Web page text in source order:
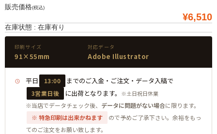
販売価格(税込)
¥6,510
在庫状態 : 在庫有り
印刷サイズ
91×55mm
対応データ
Adobe Illustrator
平日 13:00 までのご入金・ご注文・データ入稿で
3営業日後 に出荷となります。 ※土日祝日休業
※当店でデータチェック後、 データに問題がない場合に限ります。
※ 特急印刷は出来かねます
ので予めご了承下さい。余裕をもっ
てのご注文をお願い致します。